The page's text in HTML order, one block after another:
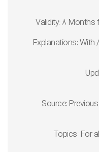
Validity: 8
Explanations:
Source:
Topics: For